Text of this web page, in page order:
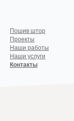
Пошив штор
Проекты
Наши работы
Наши услуги
Контакты